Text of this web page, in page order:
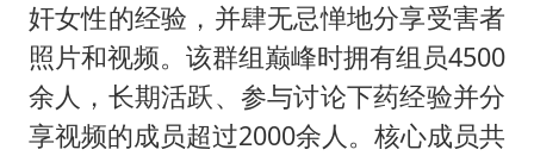
奸女性的经验，并肆无忌惮地分享受害者
照片和视频。该群组巅峰时拥有组员4500
余人，长期活跃、参与讨论下药经验并分
享视频的成员超过2000余人。核心成员共